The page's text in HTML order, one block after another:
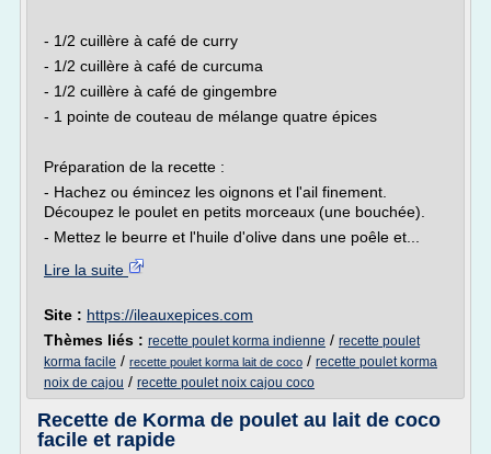
- 1/2 cuillère à café de curry
- 1/2 cuillère à café de curcuma
- 1/2 cuillère à café de gingembre
- 1 pointe de couteau de mélange quatre épices
Préparation de la recette :
- Hachez ou émincez les oignons et l'ail finement.
Découpez le poulet en petits morceaux (une bouchée).
- Mettez le beurre et l'huile d'olive dans une poêle et...
Lire la suite
Site : https://ileauxepices.com
Thèmes liés : recette poulet korma indienne / recette poulet
korma facile / recette poulet korma lait de coco / recette poulet korma
noix de cajou / recette poulet noix cajou coco
Recette de Korma de poulet au lait de coco
facile et rapide